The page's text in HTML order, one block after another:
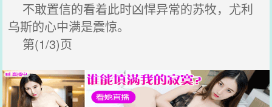
不敢置信的看着此时凶悍异常的苏牧，尤利
乌斯的心中满是震惊。
第(1/3)页